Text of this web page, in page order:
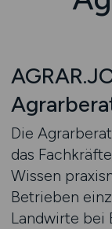
Die
das
Wissen
Betrieben
Landwirte bei